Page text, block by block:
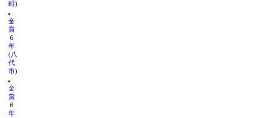
町)
金
賞
６
年
(八
代
市)
金
賞
６
年